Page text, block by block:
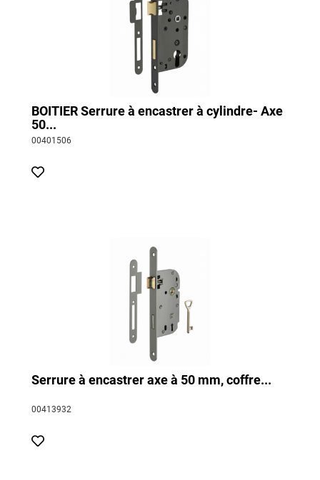
BOITIER Serrure à encastrer à cylindre- Axe
50...
00401506
Serrure à encastrer axe à 50 mm, coffre...
00413932